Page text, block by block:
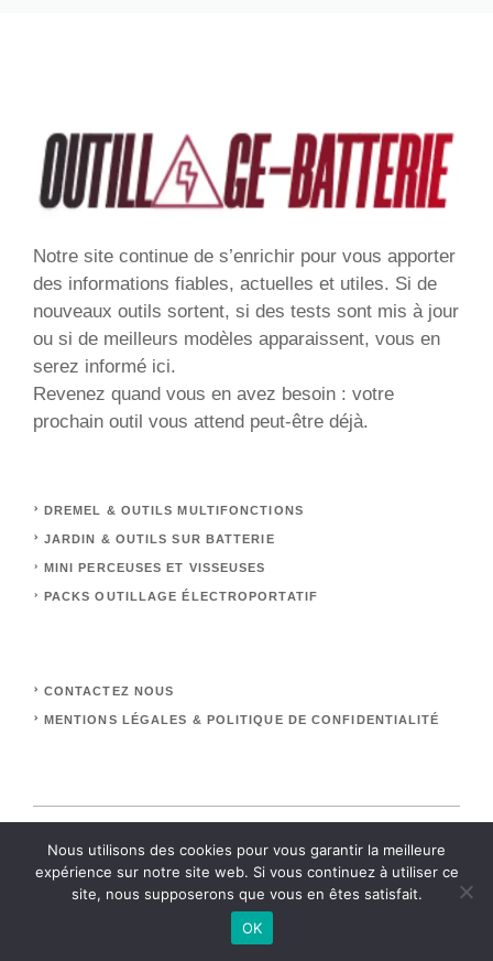
Notre site continue de s’enrichir pour vous apporter
des informations fiables, actuelles et utiles. Si de
nouveaux outils sortent, si des tests sont mis à jour
ou si de meilleurs modèles apparaissent, vous en
serez informé ici.
Revenez quand vous en avez besoin : votre
prochain outil vous attend peut-être déjà.
DREMEL & OUTILS MULTIFONCTIONS
JARDIN & OUTILS SUR BATTERIE
MINI PERCEUSES ET VISSEUSES
PACKS OUTILLAGE ÉLECTROPORTATIF
CONTACTEZ NOUS
MENTIONS LÉGALES & POLITIQUE DE CONFIDENTIALITÉ
Merci d’avoir pris le temps de découvrir l’univers
du mini outillage sur batterie.
Nous utilisons des cookies pour vous garantir la meilleure
expérience sur notre site web. Si vous continuez à utiliser ce
site, nous supposerons que vous en êtes satisfait.
OK